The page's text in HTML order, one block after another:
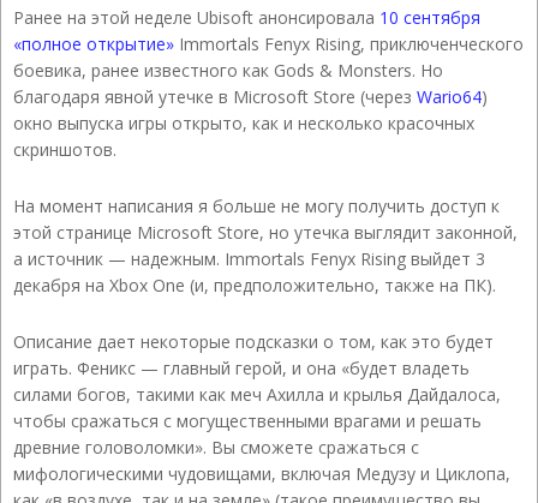
Ранее на этой неделе Ubisoft анонсировала 10 сентября
«полное открытие» Immortals Fenyx Rising, приключенческого
боевика, ранее известного как Gods & Monsters. Но
благодаря явной утечке в Microsoft Store (через Wario64)
окно выпуска игры открыто, как и несколько красочных
скриншотов.
На момент написания я больше не могу получить доступ к
этой странице Microsoft Store, но утечка выглядит законной,
а источник — надежным. Immortals Fenyx Rising выйдет 3
декабря на Xbox One (и, предположительно, также на ПК).
Описание дает некоторые подсказки о том, как это будет
играть. Феникс — главный герой, и она «будет владеть
силами богов, такими как меч Ахилла и крылья Дайдалоса,
чтобы сражаться с могущественными врагами и решать
древние головоломки». Вы сможете сражаться с
мифологическими чудовищами, включая Медузу и Циклопа,